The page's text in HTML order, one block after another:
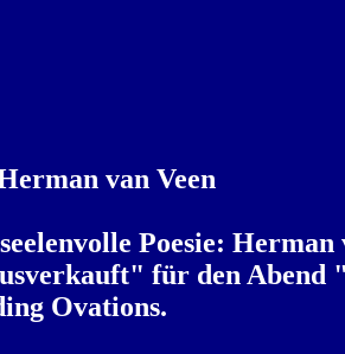
van Veen
Poesie: Herman
für den Abend
Ovations.